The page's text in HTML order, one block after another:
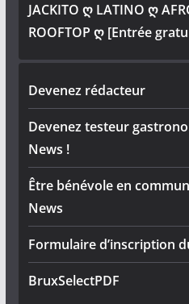
JACKITO ღ LATINO ღ
ROOFTOP ღ [Entrée
Devenez rédacteur
Devenez testeur
News !
Être bénévole en
News
Formulaire d’inscription
BruxSelectPDF